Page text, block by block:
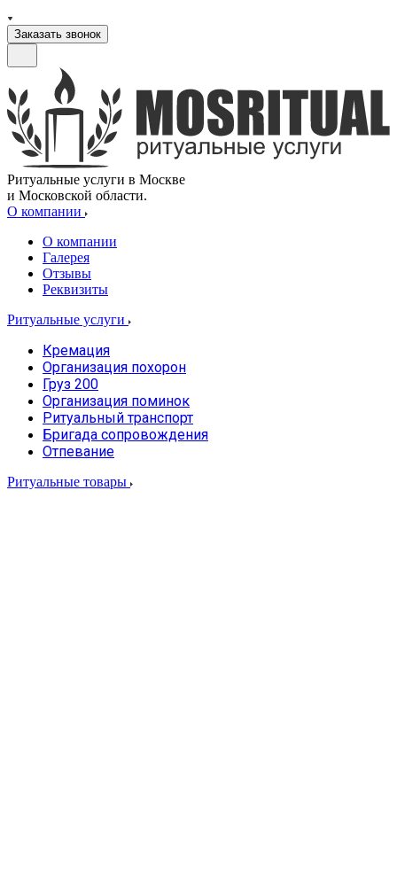
Заказать звонок
Ритуальные услуги в Москве
и Московской области.
О компании
О компании
Галерея
Отзывы
Реквизиты
Ритуальные услуги
Кремация
Организация похорон
Груз 200
Организация поминок
Ритуальный транспорт
Бригада сопровождения
Отпевание
Ритуальные товары